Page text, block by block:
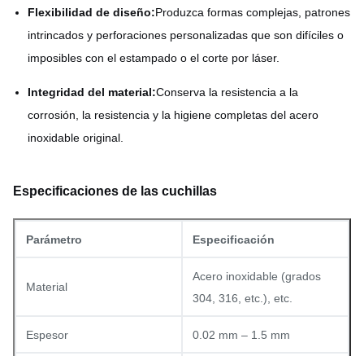
Flexibilidad de diseño:Produzca formas complejas, patrones
intrincados y perforaciones personalizadas que son difíciles o
imposibles con el estampado o el corte por láser.
Integridad del material:Conserva la resistencia a la
corrosión, la resistencia y la higiene completas del acero
inoxidable original.
Especificaciones de las cuchillas
Parámetro Especificación
Material
Acero inoxidable (grados
304, 316, etc.), etc.
Espesor 0.02 mm – 1.5 mm